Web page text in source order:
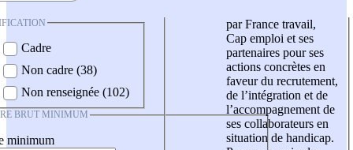
Cadre
Non cadre (38)
Non renseignée (102)
BRUT MINIMUM
minimum
par France travail,
Cap emploi et ses
partenaires pour ses
actions concrètes en
faveur du recrutement,
de l’intégration et de
l’accompagnement de
ses collaborateurs en
situation de handicap.